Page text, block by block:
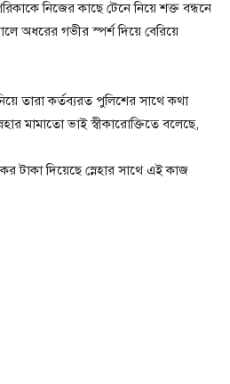
নিজের কাছে টেনে নিয়ে শক্ত বন্ধনে
অধরের গভীর স্পর্শ দিয়ে বেরিয়ে
তারা কর্তব্যরত পুলিশের সাথে কথা
মামাতো ভাই স্বীকারোক্তিতে বলেছে,
দিয়েছে স্নেহার সাথে এই কাজ